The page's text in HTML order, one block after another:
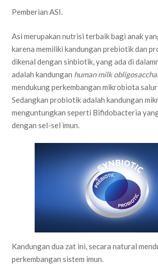
Pemberian ASI.
Asi merupakan nutrisi terbaik bagi anak
karena memiliki kandungan prebiotik dan
dikenal dengan sinbiotik, yang ada di
adalah kandungan human milk
mendukung perkembangan mikrobiota
Sedangkan probiotik adalah kandungan
menguntungkan seperti Bifidobacteria
dengan sel-sel imun.
Kandungan dua zat ini, secara natural
perkembangan sistem imun.